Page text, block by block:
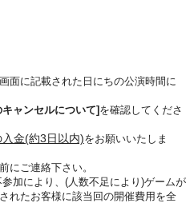
面に記載された日にちの公演時間に
ャンセルについて]を確認してくださ
入金(約3日以内)をお願いいたしま
にご連絡下さい。
加により、(人数不足により)ゲームが
れたお客様に該当回の開催費用を全